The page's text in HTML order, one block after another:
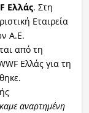
Ελλάς. Στη
Εταιρεία
Α.Ε.
από τη
Ελλάς για τη
αναρτημένη